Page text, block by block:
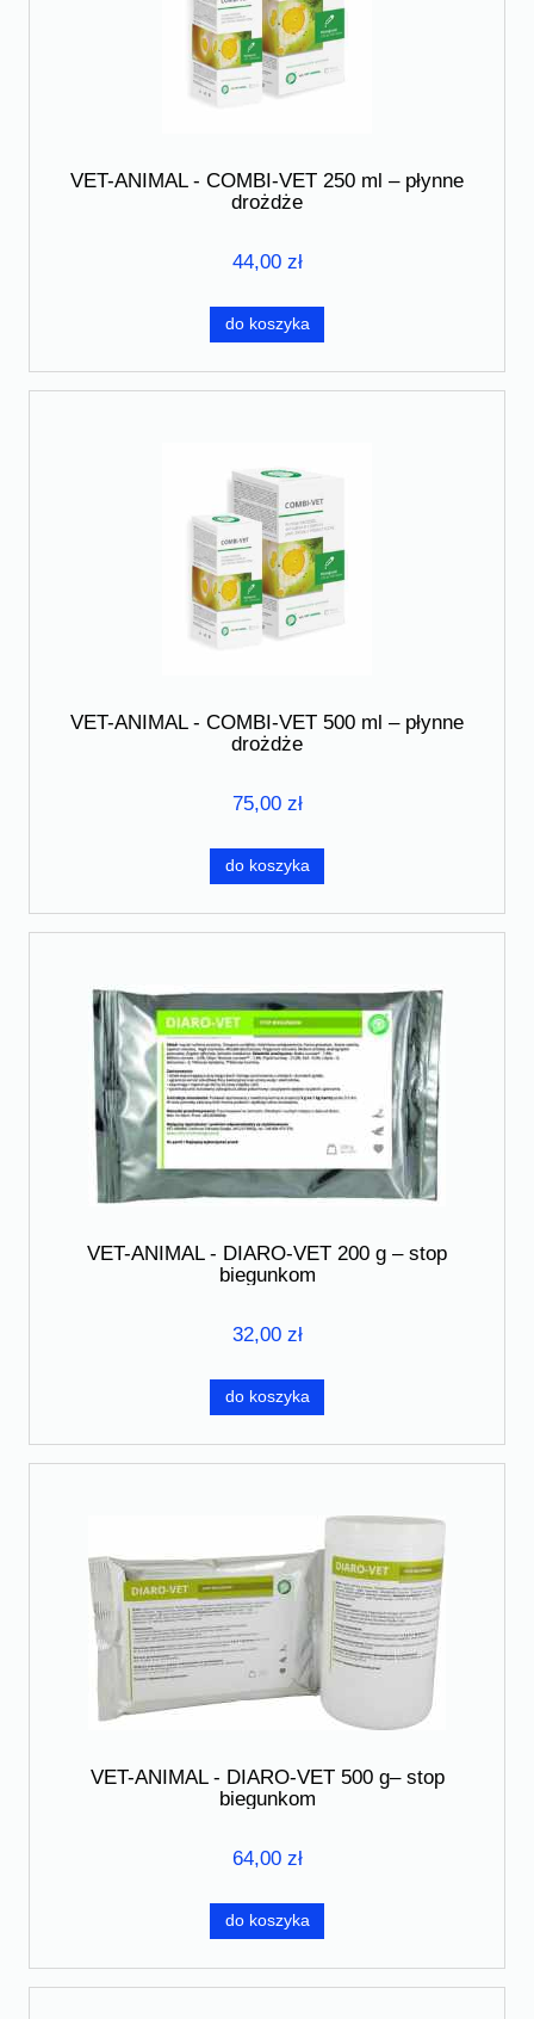
VET-ANIMAL - COMBI-VET 250 ml – płynne
drożdże
44,00 zł
do koszyka
VET-ANIMAL - COMBI-VET 500 ml – płynne
drożdże
75,00 zł
do koszyka
VET-ANIMAL - DIARO-VET 200 g – stop
biegunkom
32,00 zł
do koszyka
VET-ANIMAL - DIARO-VET 500 g– stop
biegunkom
64,00 zł
do koszyka